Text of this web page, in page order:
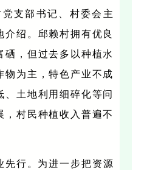
支部书记、村委会主
介绍。邱赖村拥有优良
硒，但过去多以种植水
物为主，特色产业不成
、土地利用细碎化等问
，村民种植收入普遍不
先行。为进一步把资源